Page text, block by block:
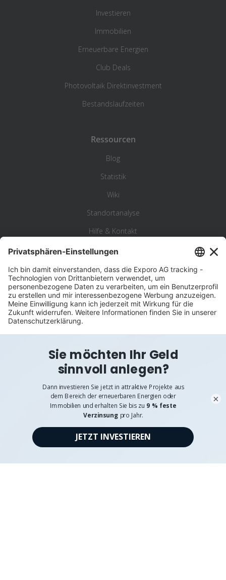
Investieren
Immobilien
Erneuerbare Energien
Club Deals
Photovoltaik Direktinvestment
Bestandslaufzeiten
Ressourcen
Blog
Statistik
Wiki
Standortanalyse
Hilfe & Kontakt
Beschwerde
©Exporo AG 2026
Impressum
Verhaltenskodex & Hinweisgebersystem
×